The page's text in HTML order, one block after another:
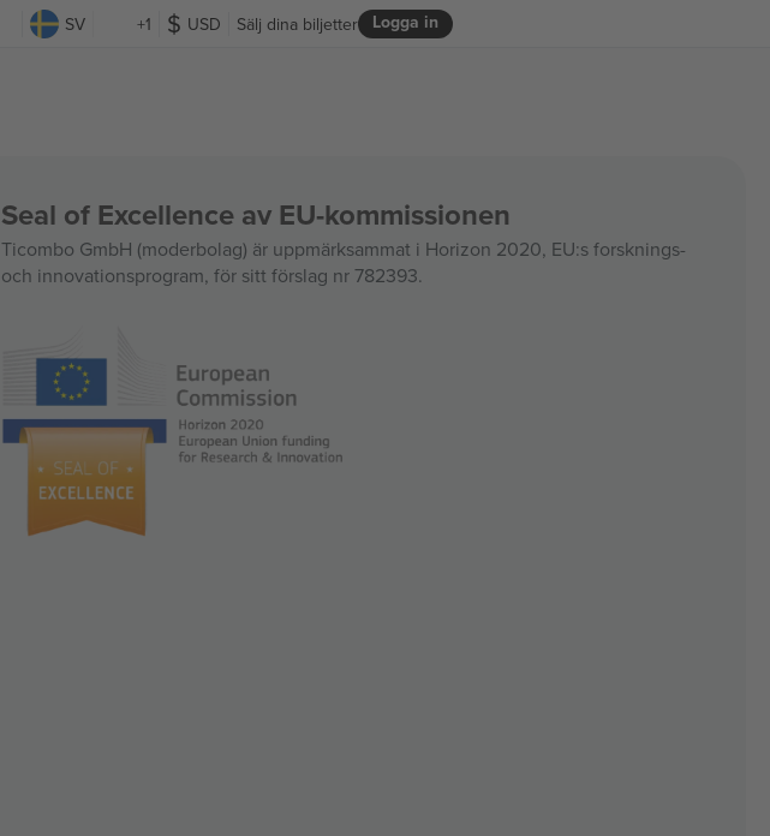
SV +1 USD Logga in
Sälj dina biljetter
Seal of Excellence av EU-kommissionen
Ticombo GmbH (moderbolag) är uppmärksammat i Horizon 2020, EU:s forsknings-
och innovationsprogram, för sitt förslag nr 782393.